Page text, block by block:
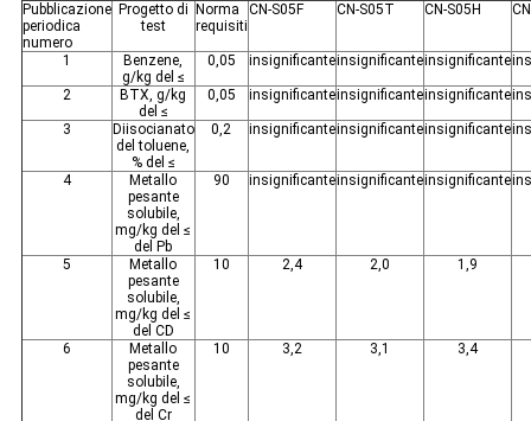
Pubblicazione
periodica
numero
Progetto di
test
Norma
requisiti
CN-S05F CN-S05T CN-S05H
1
Benzene,
g/kg del ≤
0,05 insignificanteinsignificanteinsignificante
2
BTX, g/kg
del ≤
0,05 insignificanteinsignificanteinsignificante
3
Diisocianato
del toluene,
% del ≤
0,2 insignificanteinsignificanteinsignificante
4
Metallo
pesante
solubile,
mg/kg del ≤
del Pb
90 insignificanteinsignificanteinsignificante
5
Metallo
pesante
solubile,
mg/kg del ≤
del CD
10 2,4 2,0 1,9
6
Metallo
pesante
solubile,
mg/kg del ≤
del Cr
10 3,2 3,1 3,4